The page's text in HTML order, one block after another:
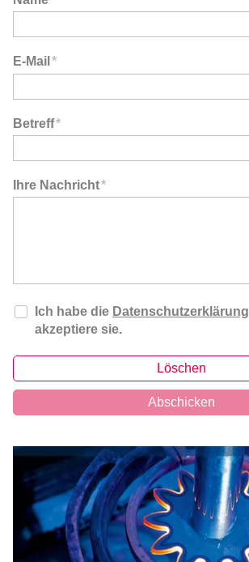
E-Mail *
Betreff*
Ihre Nachricht*
Ich habe die Datenschutzerklärung
akzeptiere sie.
Löschen
Abschicken